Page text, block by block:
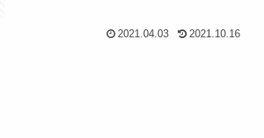
2021.04.03 2021.10.16